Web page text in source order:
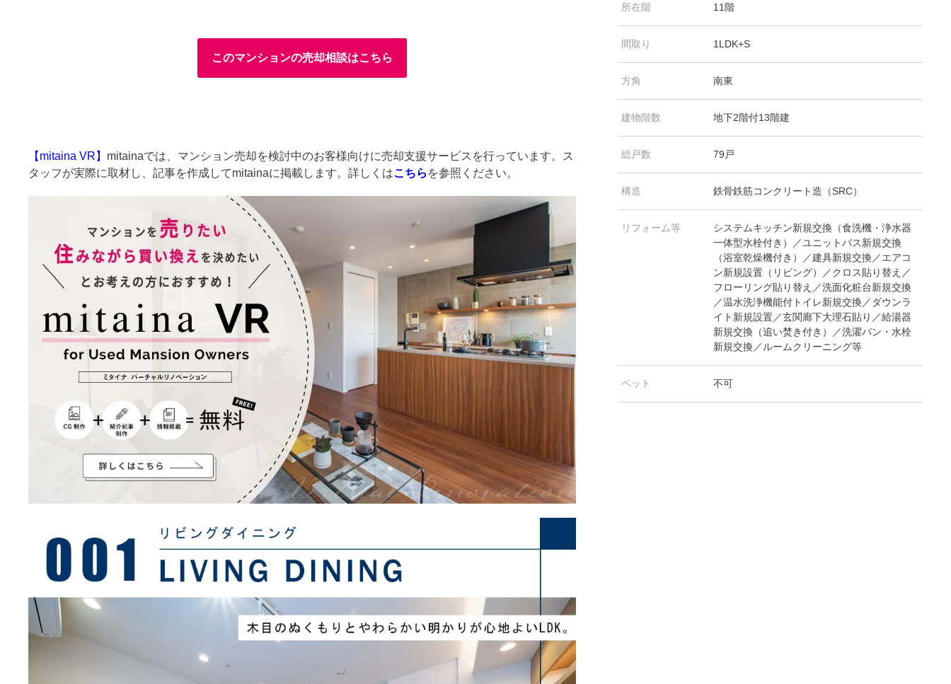
このマンションの売却相談はこちら
【mitaina VR】 mitainaでは、マンション売却を検討中のお客様向けに売却支援サービスを行っています。ス
タッフが実際に取材し、記事を作成してmitainaに掲載します。詳しくはこちら を参照ください。
所在階 11階
間取り 1LDK+S
方角 南東
建物階数 地下2階付13階建
総戸数 79戸
構造 鉄骨鉄筋コンクリート造（SRC）
リフォーム等
システムキッチン新規交換（食洗機・浄水器
一体型水栓付き）／ユニットバス新規交換
（浴室乾燥機付き）／建具新規交換／エアコ
ン新規設置（リビング）／クロス貼り替え／
フローリング貼り替え／洗面化粧台新規交換
／温水洗浄機能付トイレ新規交換／ダウンラ
イト新規設置／玄関廊下大理石貼り／給湯器
新規交換（追い焚き付き）／洗濯パン・水栓
新規交換／ルームクリーニング等
ペット 不可